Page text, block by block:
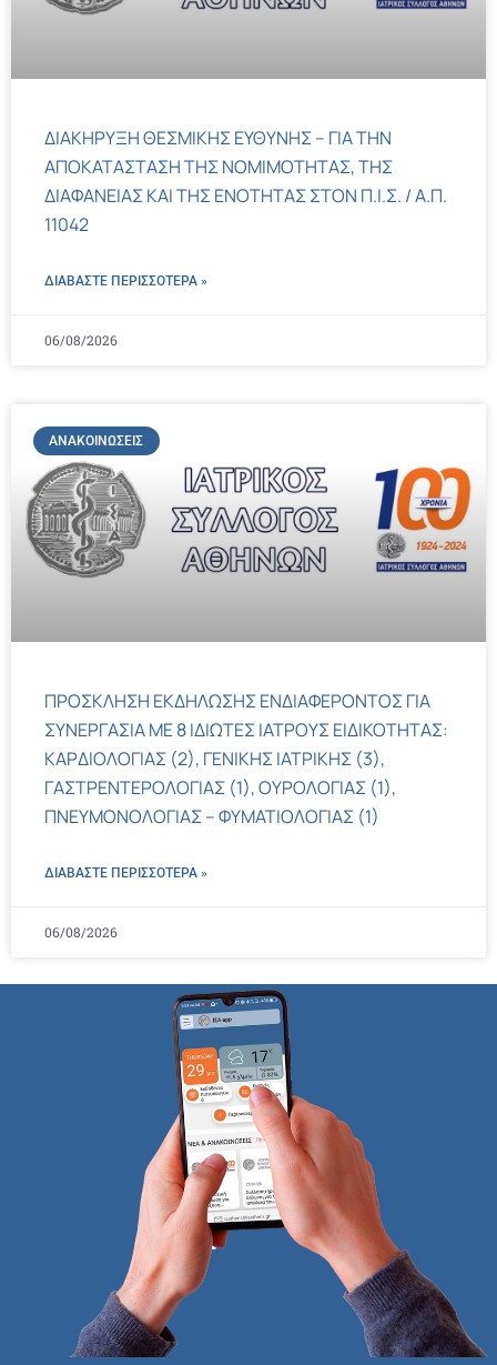
ΔΙΑΚΗΡΥΞΗ ΘΕΣΜΙΚΗΣ ΕΥΘΥΝΗΣ – ΓΙΑ ΤΗΝ
ΑΠΟΚΑΤΑΣΤΑΣΗ ΤΗΣ ΝΟΜΙΜΟΤΗΤΑΣ, ΤΗΣ
ΔΙΑΦΑΝΕΙΑΣ ΚΑΙ ΤΗΣ ΕΝΟΤΗΤΑΣ ΣΤΟΝ Π.Ι.Σ. / Α.Π.
11042
ΔΙΑΒΑΣΤΕ ΠΕΡΙΣΣΌΤΕΡΑ »
06/08/2026
ΑΝΑΚΟΙΝΏΣΕΙΣ
ΠΡΟΣΚΛΗΣΗ ΕΚΔΗΛΩΣΗΣ ΕΝΔΙΑΦΕΡΟΝΤΟΣ ΓΙΑ
ΣΥΝΕΡΓΑΣΙΑ ΜΕ 8 ΙΔΙΩΤΕΣ ΙΑΤΡΟΥΣ ΕΙΔΙΚΟΤΗΤΑΣ:
ΚΑΡΔΙΟΛΟΓΙΑΣ (2), ΓΕΝΙΚΗΣ ΙΑΤΡΙΚΗΣ (3),
ΓΑΣΤΡΕΝΤΕΡΟΛΟΓΙΑΣ (1), ΟΥΡΟΛΟΓΙΑΣ (1),
ΠΝΕΥΜΟΝΟΛΟΓΙΑΣ – ΦΥΜΑΤΙΟΛΟΓΙΑΣ (1)
ΔΙΑΒΑΣΤΕ ΠΕΡΙΣΣΌΤΕΡΑ »
06/08/2026